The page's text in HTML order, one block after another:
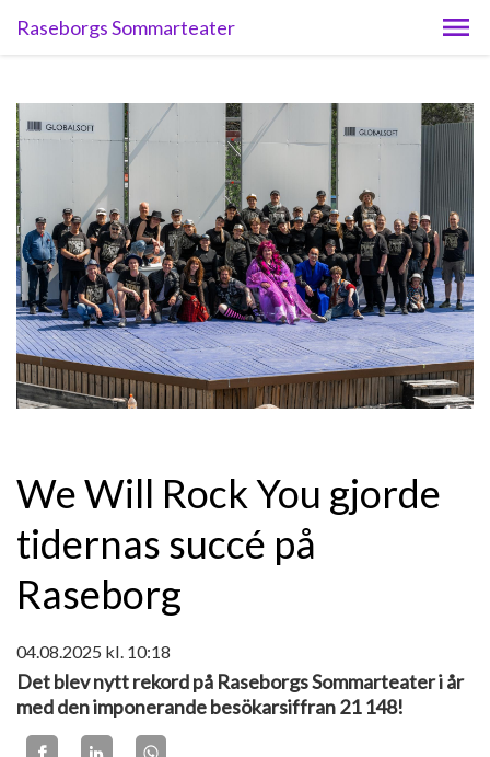
Raseborgs Sommarteater
We Will Rock You gjorde
tidernas succé på
Raseborg
04.08.2025 kl. 10:18
Det blev nytt rekord på Raseborgs Sommarteater i år
med den imponerande besökarsiffran 21 148!